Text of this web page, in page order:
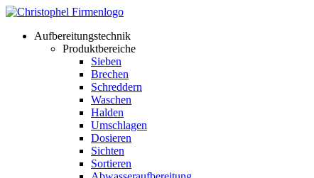
Aufbereitungstechnik
Produktbereiche
Sieben
Brechen
Schreddern
Waschen
Halden
Umschlagen
Dosieren
Sichten
Sortieren